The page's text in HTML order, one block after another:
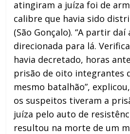
atingiram a juíza foi de
calibre que havia sido
(São Gonçalo). “A partir
direcionada para lá.
havia decretado, horas
prisão de oito integrantes
mesmo batalhão”,
os suspeitos tiveram a
juíza pelo auto de
resultou na morte de um